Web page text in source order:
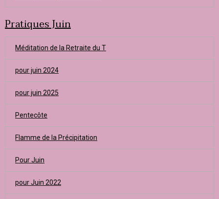
Pratiques Juin
Méditation de la Retraite du T
pour juin 2024
pour juin 2025
Pentecôte
Flamme de la Précipitation
Pour Juin
pour Juin 2022